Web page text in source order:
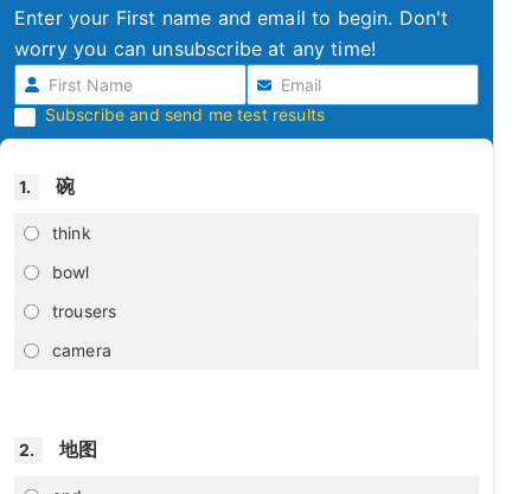
Enter your First name and email to begin. Don't
worry you can unsubscribe at any time!
Subscribe and send me test results
1. 碗
think
bowl
trousers
camera
2. 地图